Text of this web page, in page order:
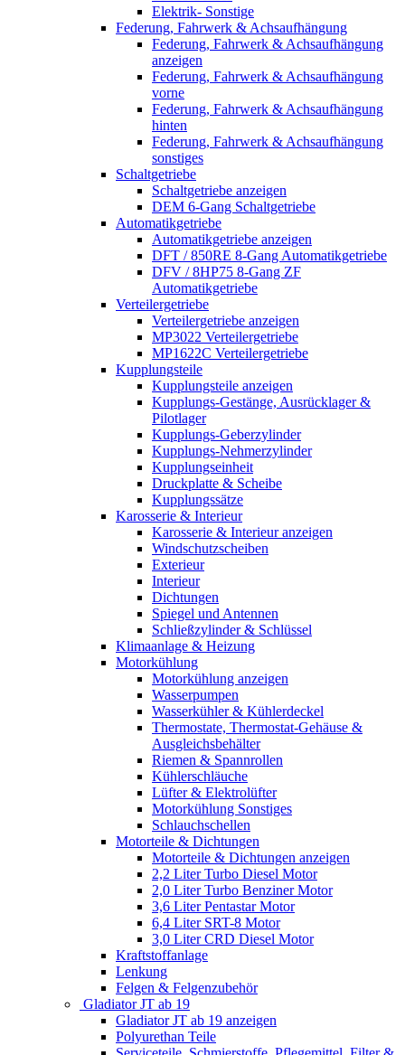
Elektrik- Sonstige
Federung, Fahrwerk & Achsaufhängung
Federung, Fahrwerk & Achsaufhängung
anzeigen
Federung, Fahrwerk & Achsaufhängung
vorne
Federung, Fahrwerk & Achsaufhängung
hinten
Federung, Fahrwerk & Achsaufhängung
sonstiges
Schaltgetriebe
Schaltgetriebe anzeigen
DEM 6-Gang Schaltgetriebe
Automatikgetriebe
Automatikgetriebe anzeigen
DFT / 850RE 8-Gang Automatikgetriebe
DFV / 8HP75 8-Gang ZF
Automatikgetriebe
Verteilergetriebe
Verteilergetriebe anzeigen
MP3022 Verteilergetriebe
MP1622C Verteilergetriebe
Kupplungsteile
Kupplungsteile anzeigen
Kupplungs-Gestänge, Ausrücklager &
Pilotlager
Kupplungs-Geberzylinder
Kupplungs-Nehmerzylinder
Kupplungseinheit
Druckplatte & Scheibe
Kupplungssätze
Karosserie & Interieur
Karosserie & Interieur anzeigen
Windschutzscheiben
Exterieur
Interieur
Dichtungen
Spiegel und Antennen
Schließzylinder & Schlüssel
Klimaanlage & Heizung
Motorkühlung
Motorkühlung anzeigen
Wasserpumpen
Wasserkühler & Kühlerdeckel
Thermostate, Thermostat-Gehäuse &
Ausgleichsbehälter
Riemen & Spannrollen
Kühlerschläuche
Lüfter & Elektrolüfter
Motorkühlung Sonstiges
Schlauchschellen
Motorteile & Dichtungen
Motorteile & Dichtungen anzeigen
2,2 Liter Turbo Diesel Motor
2,0 Liter Turbo Benziner Motor
3,6 Liter Pentastar Motor
6,4 Liter SRT-8 Motor
3,0 Liter CRD Diesel Motor
Kraftstoffanlage
Lenkung
Felgen & Felgenzubehör
Gladiator JT ab 19
Gladiator JT ab 19 anzeigen
Polyurethan Teile